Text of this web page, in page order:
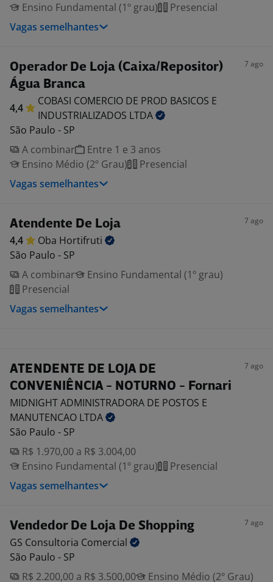
Ensino Fundamental (1º grau)
Presencial
Vagas semelhantes
Operador De Loja (Caixa/Repositor)
Água Branca
7 ago
4,4
COBASI COMERCIO DE PROD BASICOS E
INDUSTRIALIZADOS LTDA
São Paulo - SP
A combinar
Entre 1 e 3 anos
Ensino Médio (2º Grau)
Presencial
Vagas semelhantes
Atendente De Loja 7 ago
4,4 Oba Hortifruti
São Paulo - SP
A combinar
Ensino Fundamental (1º grau)
Presencial
Vagas semelhantes
ATENDENTE DE LOJA DE
CONVENIÊNCIA - NOTURNO - Fornari
7 ago
MIDNIGHT ADMINISTRADORA DE POSTOS E
MANUTENCAO LTDA
São Paulo - SP
R$ 1.970,00 a R$ 3.004,00
Ensino Fundamental (1º grau)
Presencial
Vagas semelhantes
Vendedor De Loja De Shopping 7 ago
GS Consultoria Comercial
São Paulo - SP
R$ 2.200,00 a R$ 3.500,00
Ensino Médio (2º Grau)